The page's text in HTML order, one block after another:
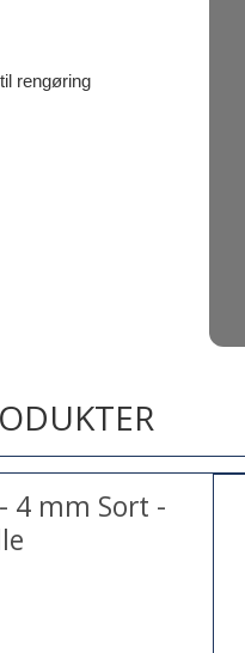
rengøring
4 mm Sort -